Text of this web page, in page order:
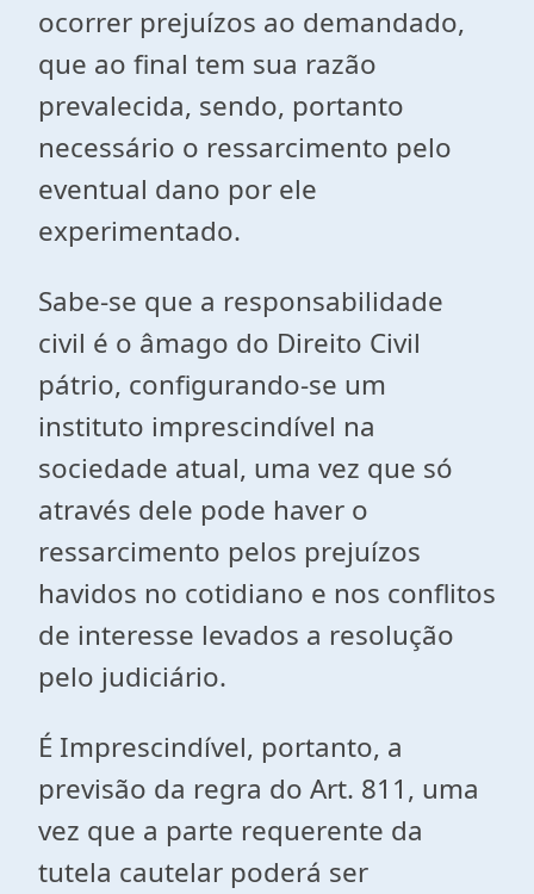
ocorrer prejuízos ao demandado,
que ao final tem sua razão
prevalecida, sendo, portanto
necessário o ressarcimento pelo
eventual dano por ele
experimentado.
Sabe-se que a responsabilidade
civil é o âmago do Direito Civil
pátrio, configurando-se um
instituto imprescindível na
sociedade atual, uma vez que só
através dele pode haver o
ressarcimento pelos prejuízos
havidos no cotidiano e nos conflitos
de interesse levados a resolução
pelo judiciário.
É Imprescindível, portanto, a
previsão da regra do Art. 811, uma
vez que a parte requerente da
tutela cautelar poderá ser